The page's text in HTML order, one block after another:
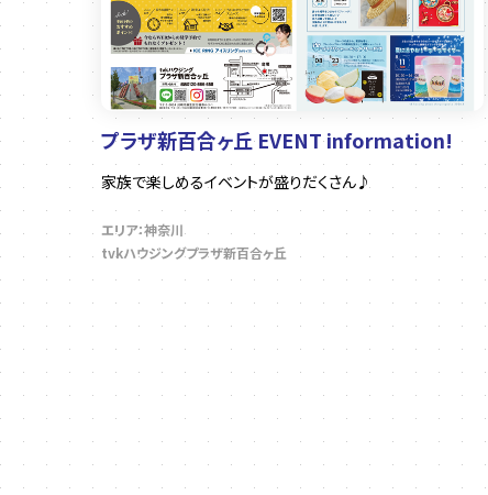
プラザ新百合ヶ丘 EVENT information!
家族で楽しめるイベントが盛りだくさん♪
エリア：神奈川
tvkハウジングプラザ新百合ヶ丘